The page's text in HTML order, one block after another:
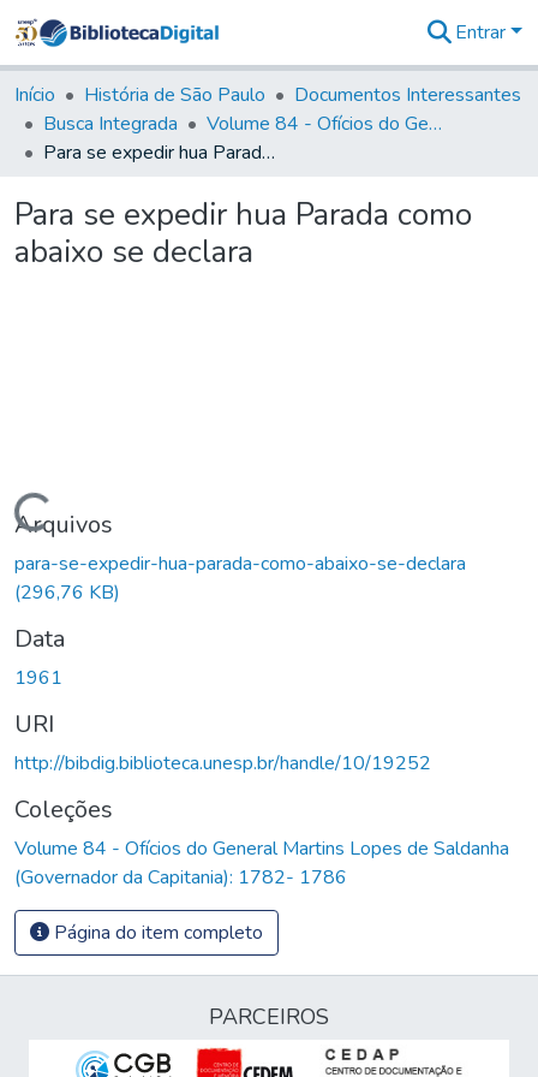
&
Coleções
Tudo na
Biblioteca
Estatísticas
Entrar
Início História de São Paulo
Documentos Interessantes
Busca Integrada
Volume 84 - Ofícios do General Martins Lopes de Saldanha (Governador da Capitania): 1782- 1786
Para se expedir hua Parada como abaixo se declara
Para se expedir hua Parada como
abaixo se declara
Carregando...
Arquivos
para-se-expedir-hua-parada-como-abaixo-se-declara
(296,76 KB)
Data
1961
URI
http://bibdig.biblioteca.unesp.br/handle/10/19252
Coleções
Volume 84 - Ofícios do General Martins Lopes de Saldanha
(Governador da Capitania): 1782- 1786
Página do item completo
PARCEIROS